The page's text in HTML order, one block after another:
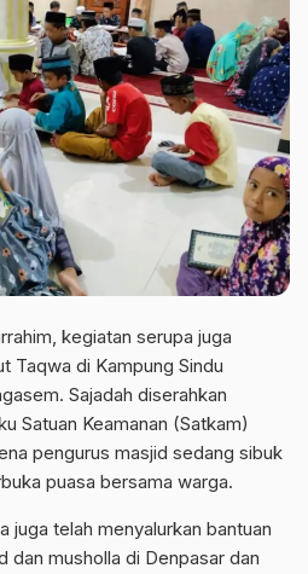
kegiatan serupa juga
Taqwa di Kampung Sindu
Sajadah diserahkan
Satuan Keamanan (Satkam)
pengurus masjid sedang sibuk
puasa bersama warga.
juga telah menyalurkan bantuan
dan musholla di Denpasar dan